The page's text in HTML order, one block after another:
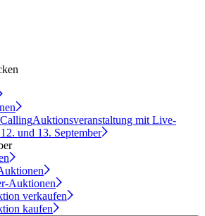
Auktionsveranstaltung mit Live-
und 13. September
Auktionen
verkaufen
kaufen